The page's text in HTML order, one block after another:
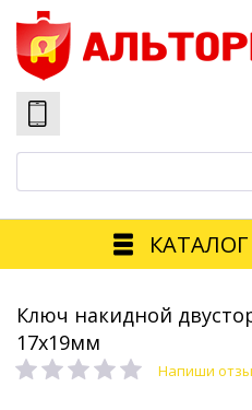
Ключ накидной
17х19мм
Напиши